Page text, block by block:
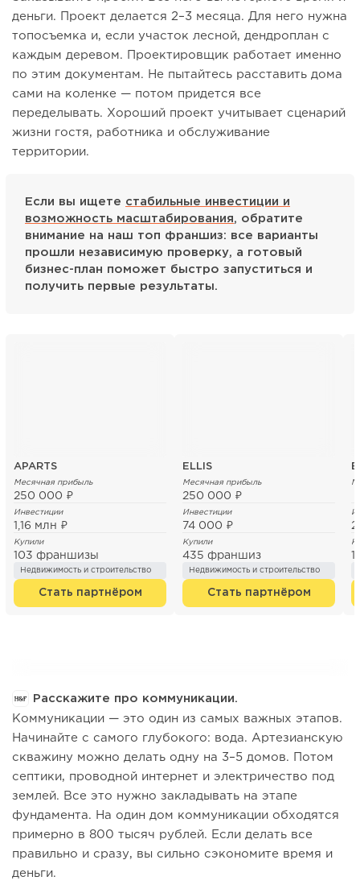
деньги. Проект делается 2–3 месяца. Для него нужна
топосъемка и, если участок лесной, дендроплан с
каждым деревом. Проектировщик работает именно
по этим документам. Не пытайтесь расставить дома
сами на коленке — потом придется все
переделывать. Хороший проект учитывает сценарий
жизни гостя, работника и обслуживание
территории.
Если вы ищете стабильные инвестиции и
возможность масштабирования, обратите
внимание на наш топ франшиз: все варианты
прошли независимую проверку, а готовый
бизнес-план поможет быстро запуститься и
получить первые результаты.
APARTS
Месячная прибыль
250 000 ₽
Инвестиции
1,16 млн ₽
Купили
103 франшизы
Недвижимость и строительство
Стать партнёром
ELLIS
Месячная прибыль
250 000 ₽
Инвестиции
74 000 ₽
Купили
435 франшиз
Недвижимость и строительство
Стать партнёром
Расскажите про коммуникации.
Коммуникации — это один из самых важных этапов.
Начинайте с самого глубокого: вода. Артезианскую
скважину можно делать одну на 3–5 домов. Потом
септики, проводной интернет и электричество под
землей. Все это нужно закладывать на этапе
фундамента. На один дом коммуникации обходятся
примерно в 800 тысяч рублей. Если делать все
правильно и сразу, вы сильно сэкономите время и
деньги.